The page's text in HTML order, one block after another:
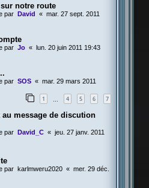
notre route
par David « mar. 27 sept. 2011
par Jo « lun. 20 juin 2011 19:43
par SOS « mar. 29 mars 2011
1 4 5 6 7
au message de discution
par David_C « jeu. 27 janv. 2011
par karlmweru2020 « mer. 29 déc.